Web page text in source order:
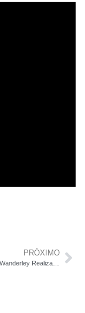
PRÓXIMO
Câmara de Wanderley Realiza Sessão Ordinária com Debates sobre Infraestrutura e Homenagens